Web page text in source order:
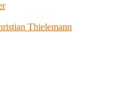
Thielemann